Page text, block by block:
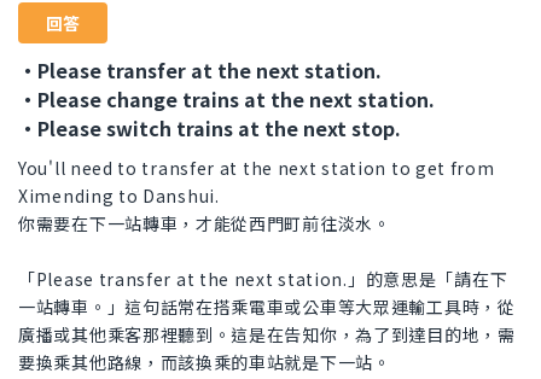
回答
・Please transfer at the next station.
・Please change trains at the next station.
・Please switch trains at the next stop.
You'll need to transfer at the next station to get from
Ximending to Danshui.
你需要在下一站轉車，才能從西門町前往淡水。
「Please transfer at the next station.」的意思是「請在下
一站轉車。」這句話常在搭乘電車或公車等大眾運輸工具時，從
廣播或其他乘客那裡聽到。這是在告知你，為了到達目的地，需
要換乘其他路線，而該換乘的車站就是下一站。